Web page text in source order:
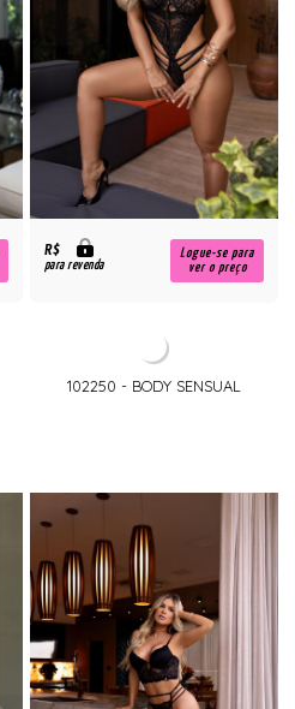
R$
para revenda
Logue-se para
ver o preço
102250 - BODY SENSUAL